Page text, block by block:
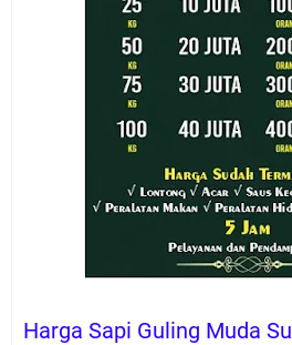
Harga Sapi Guling Muda